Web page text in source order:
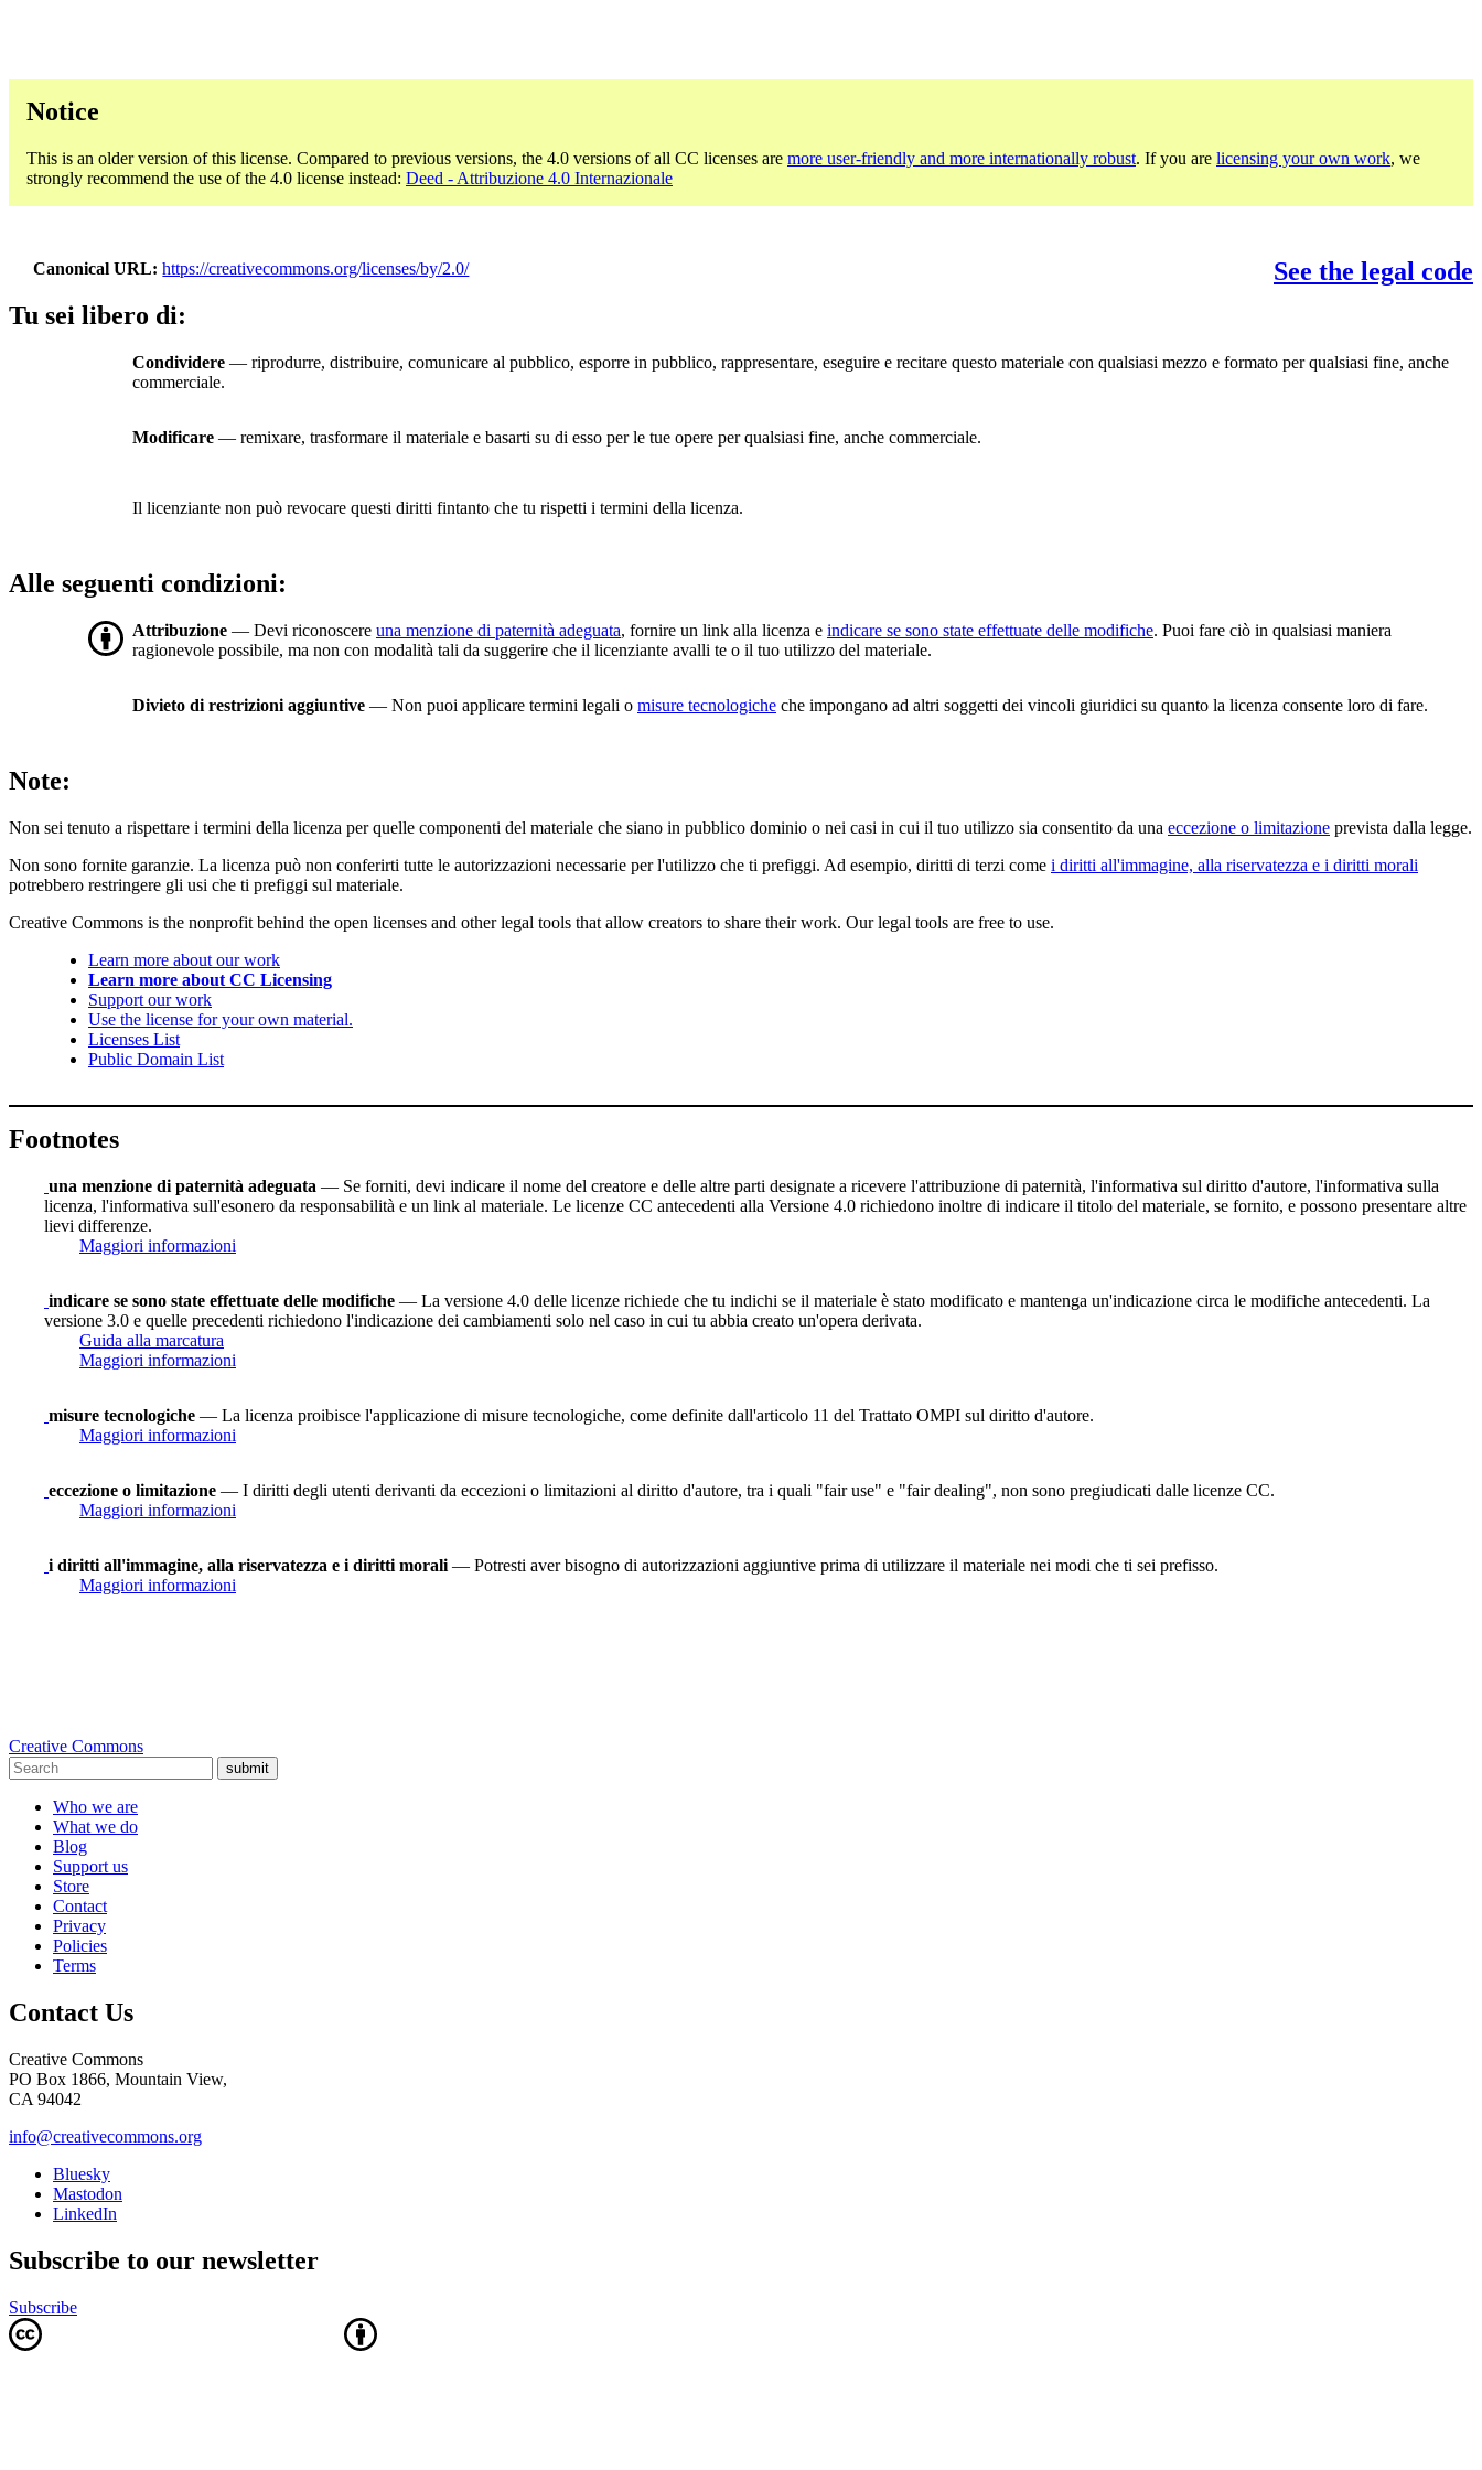
Notice
This is an older version of this license. Compared to previous versions, the 4.0 versions of all CC licenses are more user-friendly and more internationally robust. If you are licensing your own work, we
strongly recommend the use of the 4.0 license instead: Deed - Attribuzione 4.0 Internazionale
Canonical URL https://creativecommons.org/licenses/by/2.0/
See the legal code
Tu sei libero di:
Condividere — riprodurre, distribuire, comunicare al pubblico, esporre in pubblico, rappresentare, eseguire e recitare questo materiale con qualsiasi mezzo e formato per qualsiasi fine, anche
commerciale.
Modificare — remixare, trasformare il materiale e basarti su di esso per le tue opere per qualsiasi fine, anche commerciale.
Il licenziante non può revocare questi diritti fintanto che tu rispetti i termini della licenza.
Alle seguenti condizioni:
Attribuzione — Devi riconoscere una menzione di paternità adeguata, fornire un link alla licenza e indicare se sono state effettuate delle modifiche. Puoi fare ciò in qualsiasi maniera
ragionevole possibile, ma non con modalità tali da suggerire che il licenziante avalli te o il tuo utilizzo del materiale.
Divieto di restrizioni aggiuntive — Non puoi applicare termini legali o misure tecnologiche che impongano ad altri soggetti dei vincoli giuridici su quanto la licenza consente loro di fare.
Note:
Non sei tenuto a rispettare i termini della licenza per quelle componenti del materiale che siano in pubblico dominio o nei casi in cui il tuo utilizzo sia consentito da una eccezione o limitazione prevista dalla legge.
Non sono fornite garanzie. La licenza può non conferirti tutte le autorizzazioni necessarie per l'utilizzo che ti prefiggi. Ad esempio, diritti di terzi come i diritti all'immagine, alla riservatezza e i diritti morali
potrebbero restringere gli usi che ti prefiggi sul materiale.
Creative Commons is the nonprofit behind the open licenses and other legal tools that allow creators to share their work. Our legal tools are free to use.
Learn more about our work
Learn more about CC Licensing
Support our work
Use the license for your own material.
Licenses List
Public Domain List
Footnotes
una menzione di paternità adeguata — Se forniti, devi indicare il nome del creatore e delle altre parti designate a ricevere l'attribuzione di paternità, l'informativa sul diritto d'autore, l'informativa sulla
licenza, l'informativa sull'esonero da responsabilità e un link al materiale. Le licenze CC antecedenti alla Versione 4.0 richiedono inoltre di indicare il titolo del materiale, se fornito, e possono presentare altre
lievi differenze.
Maggiori informazioni
indicare se sono state effettuate delle modifiche — La versione 4.0 delle licenze richiede che tu indichi se il materiale è stato modificato e mantenga un'indicazione circa le modifiche antecedenti. La
versione 3.0 e quelle precedenti richiedono l'indicazione dei cambiamenti solo nel caso in cui tu abbia creato un'opera derivata.
Guida alla marcatura
Maggiori informazioni
misure tecnologiche — La licenza proibisce l'applicazione di misure tecnologiche, come definite dall'articolo 11 del Trattato OMPI sul diritto d'autore.
Maggiori informazioni
eccezione o limitazione — I diritti degli utenti derivanti da eccezioni o limitazioni al diritto d'autore, tra i quali "fair use" e "fair dealing", non sono pregiudicati dalle licenze CC.
Maggiori informazioni
i diritti all'immagine, alla riservatezza e i diritti morali — Potresti aver bisogno di autorizzazioni aggiuntive prima di utilizzare il materiale nei modi che ti sei prefisso.
Maggiori informazioni
Creative Commons
submit
Who we are
What we do
Blog
Support us
Store
Contact
Privacy
Policies
Terms
Contact Us
Creative Commons
PO Box 1866, Mountain View,
CA 94042
info@creativecommons.org
Bluesky
Mastodon
LinkedIn
Subscribe to our newsletter
Subscribe